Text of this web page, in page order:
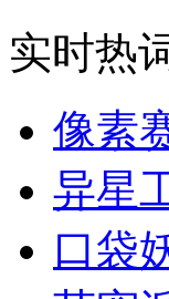
实时热
像素
异星
口袋